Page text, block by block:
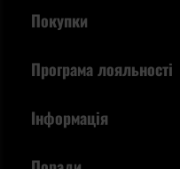
Покупки
Способи оплати
Статус замовлення
Програма лояльності
Інформація